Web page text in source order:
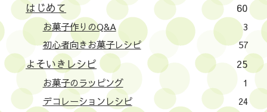
はじめて 60
お菓子作りのQ&A
3
初心者向きお菓子レシピ
57
よそいきレシピ 25
お菓子のラッピング
1
デコレーションレシピ
24